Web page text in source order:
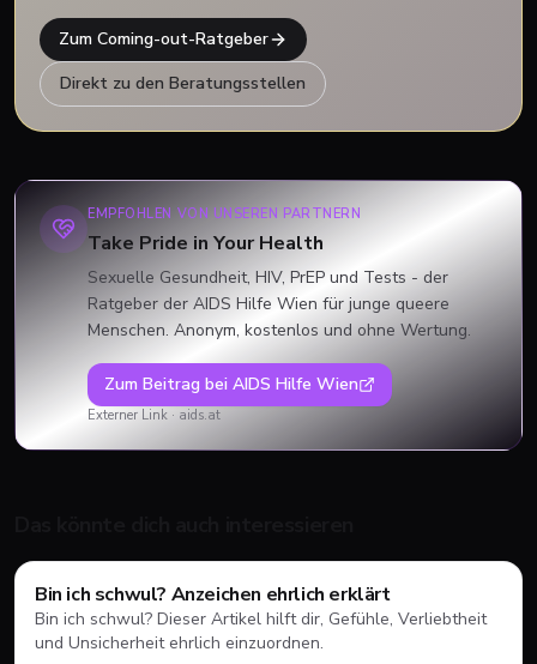
Zum Coming-out-Ratgeber
Direkt zu den Beratungsstellen
EMPFOHLEN VON UNSEREN PARTNERN
Take Pride in Your Health
Sexuelle Gesundheit, HIV, PrEP und Tests - der
Ratgeber der AIDS Hilfe Wien für junge queere
Menschen. Anonym, kostenlos und ohne Wertung.
Zum Beitrag bei AIDS Hilfe Wien
Externer Link · aids.at
Ratgeber
Bin ich schwul? Anzeichen ehrlich erklärt
Bin ich schwul? Dieser Artikel hilft dir, Gefühle, Verliebtheit
und Unsicherheit ehrlich einzuordnen.